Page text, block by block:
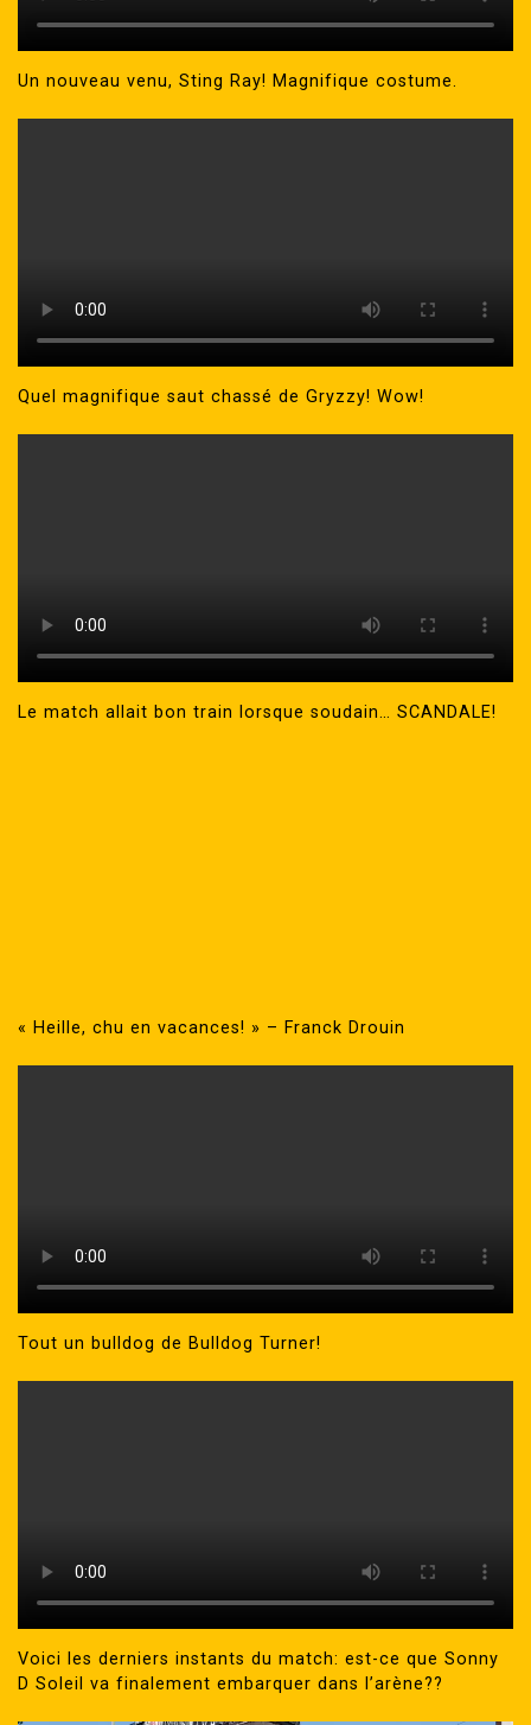
Un nouveau venu, Sting Ray! Magnifique costume.
Quel magnifique saut chassé de Gryzzy! Wow!
Le match allait bon train lorsque soudain… SCANDALE!
« Heille, chu en vacances! » – Franck Drouin
Tout un bulldog de Bulldog Turner!
Voici les derniers instants du match: est-ce que Sonny
D Soleil va finalement embarquer dans l’arène??